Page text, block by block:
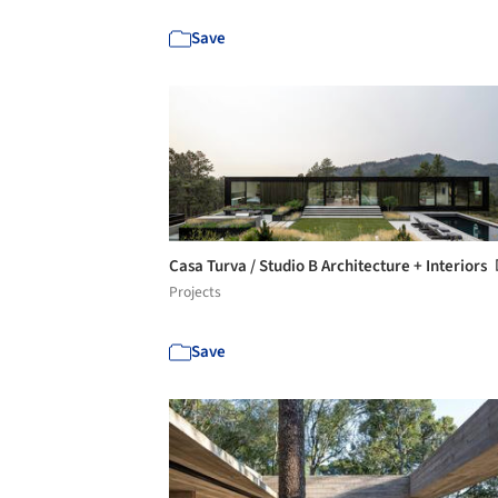
Save
Casa Turva / Studio B Architecture + Interiors
Projects
Save